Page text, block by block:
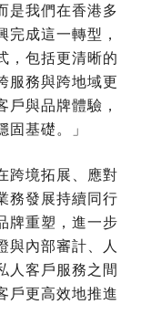
是我們在香港多
成這一轉型，
，包括更清晰的
服務與跨地域更
與品牌體驗，
基礎。」
跨境拓展、應對
務發展持續同行
牌重塑，進一步
與內部審計、人
人客戶服務之間
戶更高效地推進